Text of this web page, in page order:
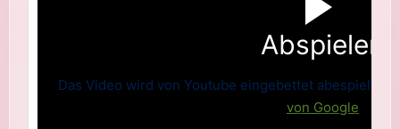
Abspielen
Das Video wird von Youtube eingebettet abespielt.
von Google